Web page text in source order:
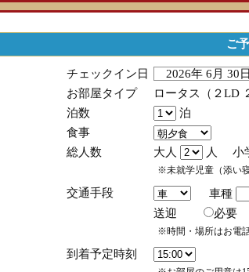
ご
チェックイン日
2026年 6月 30
お部屋タイプ
ロータス（２LD
泊数
泊
食事
総人数
大人 人 小
※未就学児童（添い
交通手段
車種
送迎
必
※時間・場所はお電
到着予定時刻